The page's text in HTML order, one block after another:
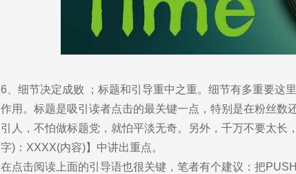
6、细节决定成败 ；标题和引导重中之重。细节有多重要这
作用。标题是吸引读者点击的最关键一点，特别是在粉丝数
引人，不怕做标题党，就怕平淡无奇。另外，千万不要太长
字)：XXXX(内容)】中讲出重点。
在点击阅读上面的引导语也很关键，笔者有个建议：把
Waiting for you
致力于为政企单位提供数字化全面解决方案的服务商